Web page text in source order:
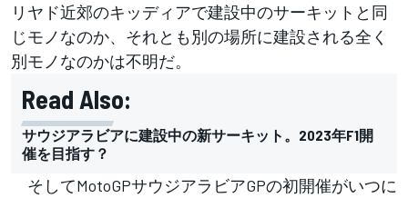
リヤド近郊のキッディアで建設中のサーキットと同
じモノなのか、それとも別の場所に建設される全く
別モノなのかは不明だ。
Read Also:
サウジアラビアに建設中の新サーキット。2023年F1開
催を目指す？
そしてMotoGPサウジアラビアGPの初開催がいつに